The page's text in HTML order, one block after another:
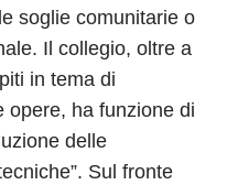
soglie comunitarie o
Il collegio, oltre a
in tema di
opere, ha funzione di
delle
Sul fronte